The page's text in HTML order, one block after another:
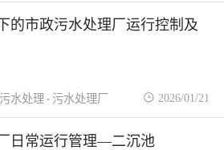
的市政污水处理厂运行控制及
水处理 污水处理厂 2026/01/21
日常运行管理—二沉池